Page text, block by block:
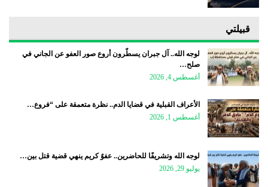
قبيلتي
لوجه الله.. آل جبران يسطّرون أروع صور العفو عن الجاني في
صلح…
أغسطس 4, 2026
الأعراف القبلية في قضايا الدم.. نظرة متعمقة على “فروع…
أغسطس 1, 2026
لوجه الله وتشريفًا للحاضرين.. عفوٌ كريم ينهي قضية قتل بين…
يوليو 29, 2026